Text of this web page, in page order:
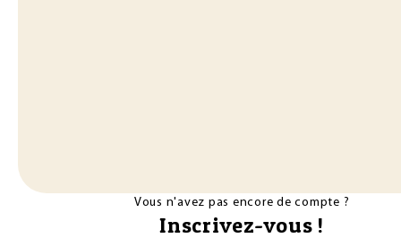
Vous n'avez pas encore de compte ?
Inscrivez-vous !